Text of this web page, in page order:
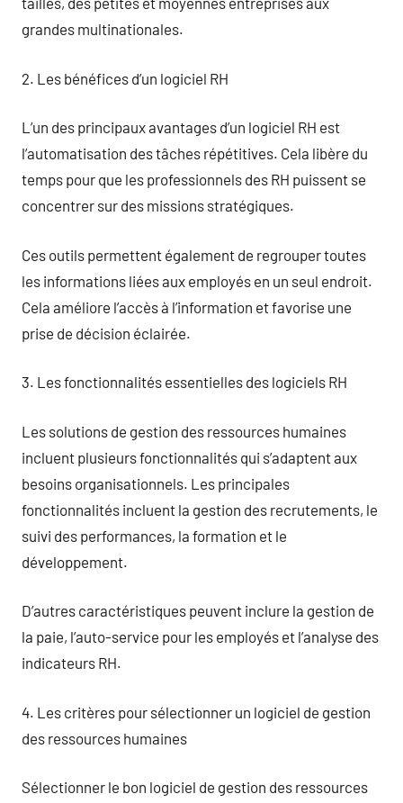
grandes multinationales.
2. Les bénéfices d’un logiciel RH
L’un des principaux avantages d’un logiciel RH est
l’automatisation des tâches répétitives. Cela libère du
temps pour que les professionnels des RH puissent se
concentrer sur des missions stratégiques.
Ces outils permettent également de regrouper toutes
les informations liées aux employés en un seul endroit.
Cela améliore l’accès à l’information et favorise une
prise de décision éclairée.
3. Les fonctionnalités essentielles des logiciels RH
Les solutions de gestion des ressources humaines
incluent plusieurs fonctionnalités qui s’adaptent aux
besoins organisationnels. Les principales
fonctionnalités incluent la gestion des recrutements, le
suivi des performances, la formation et le
développement.
D’autres caractéristiques peuvent inclure la gestion de
la paie, l’auto-service pour les employés et l’analyse des
indicateurs RH.
4. Les critères pour sélectionner un logiciel de gestion
des ressources humaines
Sélectionner le bon logiciel de gestion des ressources